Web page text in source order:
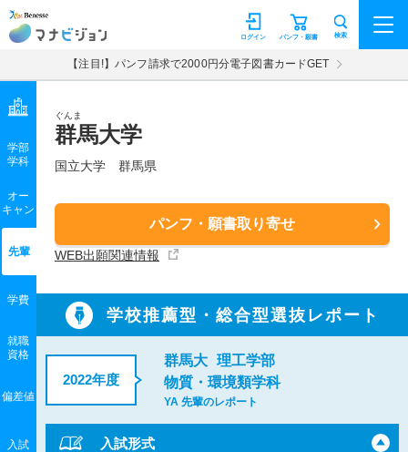
マナビジョン パンフ・願書
ログイン 検索
【注目!】パンフ請求で2000円分電子図書カードGET
ぐんま
群馬大学
国立大学 群馬県
パンフ・願書取り寄せ
WEB出願関連情報
学部
学科
オー
キャン
先輩
学費
就職
資格
偏差値
入試
学校推薦型・総合型選抜レポート
2022年度
群馬大 理工学部
物質・環境類学科
YA 先輩のレポート
入試形式